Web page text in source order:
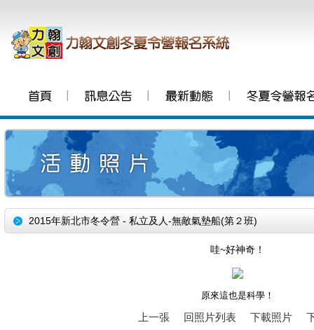
2015年新北市冬令營 - 私立及人-無敵氣墊船(第２班)
哇~好神奇！
原來這也是科學！
上一張 回照片列表 下載照片